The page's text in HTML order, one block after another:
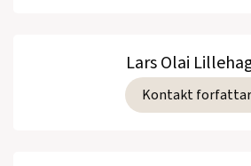
Lars Olai
Kontakt